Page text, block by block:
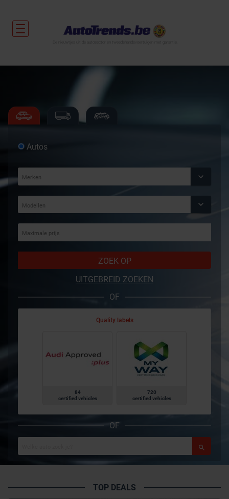
Autos
ZOEK OP
UITGEBREID ZOEKEN
OF
Quality labels
84
certified vehicles
720
certified vehicles
OF
TOP DEALS